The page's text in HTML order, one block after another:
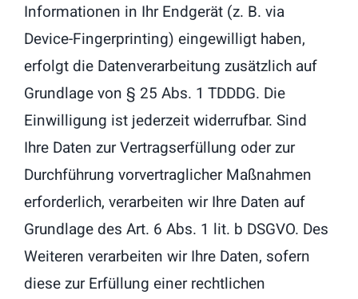
Informationen in Ihr Endgerät (z. B. via
Device-Fingerprinting) eingewilligt haben,
erfolgt die Datenverarbeitung zusätzlich auf
Grundlage von § 25 Abs. 1 TDDDG. Die
Einwilligung ist jederzeit widerrufbar. Sind
Ihre Daten zur Vertragserfüllung oder zur
Durchführung vorvertraglicher Maßnahmen
erforderlich, verarbeiten wir Ihre Daten auf
Grundlage des Art. 6 Abs. 1 lit. b DSGVO. Des
Weiteren verarbeiten wir Ihre Daten, sofern
diese zur Erfüllung einer rechtlichen